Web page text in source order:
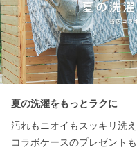
夏の洗濯をもっとラクに
汚れもニオイもスッキリ洗
コラボケースのプレゼントも